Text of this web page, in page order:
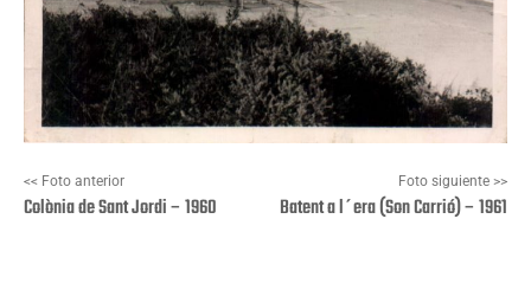
<< Foto anterior
Colònia de Sant Jordi – 1960
Foto siguiente >>
Batent a l´era (Son Carrió) – 1961